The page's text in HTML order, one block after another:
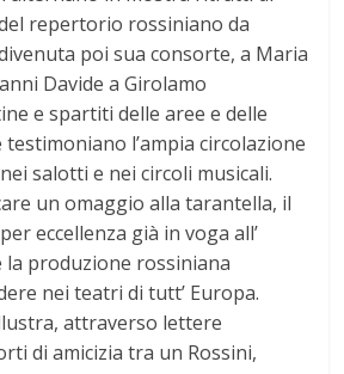
repertorio rossiniano da
poi sua consorte, a Maria
Davide a Girolamo
e spartiti delle aree e delle
l’ampia circolazione
salotti e nei circoli musicali.
un omaggio alla tarantella, il
eccellenza già in voga all’
la produzione rossiniana
nei teatri di tutt’ Europa.
attraverso lettere
di amicizia tra un Rossini,